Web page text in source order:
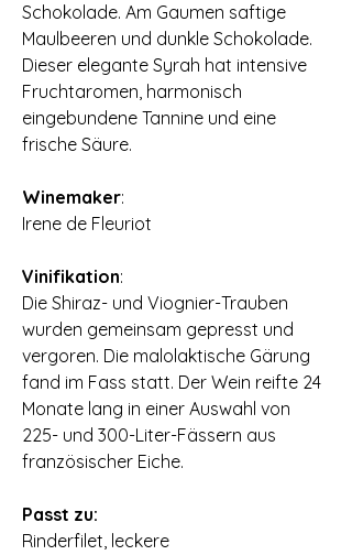
Schokolade. Am Gaumen saftige
Maulbeeren und dunkle Schokolade.
Dieser elegante Syrah hat intensive
Fruchtaromen, harmonisch
eingebundene Tannine und eine
frische Säure.
Winemaker:
Irene de Fleuriot
Vinifikation:
Die Shiraz- und Viognier-Trauben
wurden gemeinsam gepresst und
vergoren. Die malolaktische Gärung
fand im Fass statt. Der Wein reifte 24
Monate lang in einer Auswahl von
225- und 300-Liter-Fässern aus
französischer Eiche.
Passt zu:
Rinderfilet, leckere